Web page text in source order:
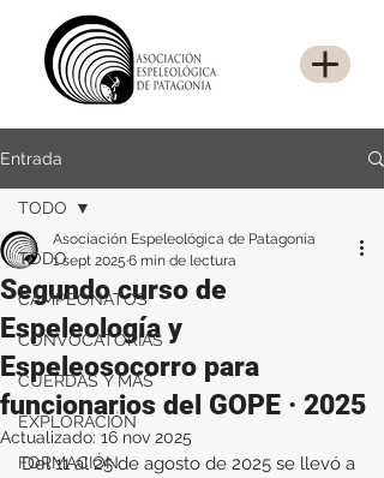
Entrada
TODO
CAMPEONATOS
CONVOCATORIAS
CUERDAS Y MÁS
EXPLORACIÓN
FORMACIÓN
TODO
Segundo curso de
Espeleología y
Espeleosocorro para
funcionarios del GOPE · 2025
Asociación Espeleológica de Patagonia
1 sept 2025 6 min de lectura
Actualizado: 16 nov 2025
Del 11 al 25 de agosto de 2025 se llevó a